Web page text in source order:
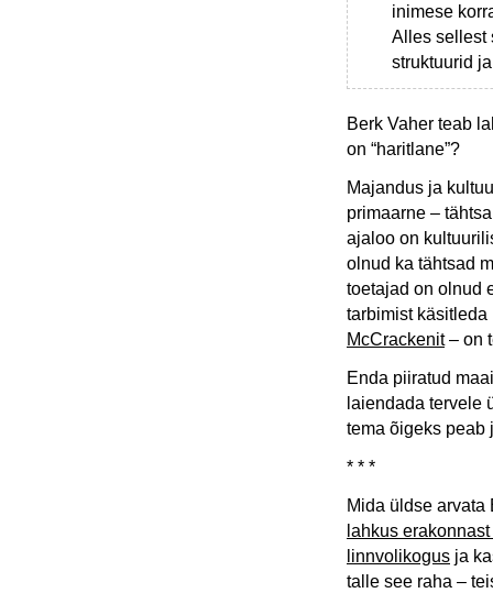
inimese
Alles sellest
struktuurid
Berk Vaher teab
on “haritlane”?
Majandus ja
primaarne –
ajaloo on
olnud ka tähtsad
toetajad on olnud
tarbimist
McCrackenit– on
Enda piiratud
laiendada tervele
tema õigeks peab
* * *
Mida üldse arvata
lahkus
linnvolikogus ja
talle see raha –